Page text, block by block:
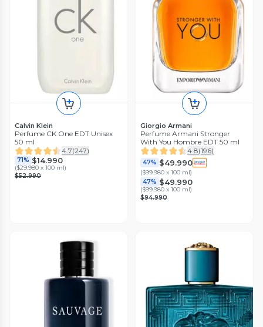
Calvin Klein
Perfume CK One EDT Unisex
50 ml
4.7(247)
71% $14.990
($29.980 x 100 ml)
$52.990
Giorgio Armani
Perfume Armani Stronger
With You Hombre EDT 50 ml
4.8(196)
47% $49.990
($99.980 x 100 ml)
47% $49.990
($99.980 x 100 ml)
$94.990